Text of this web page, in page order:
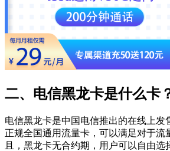
二、电信黑龙卡是什么卡
电信黑龙卡是中国电信推出的在线上发
正规全国通用流量卡，可以满足对于流
且，黑龙卡无合约期，用户可以自由选